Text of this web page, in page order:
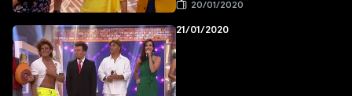
20/01/2020
21/01/2020